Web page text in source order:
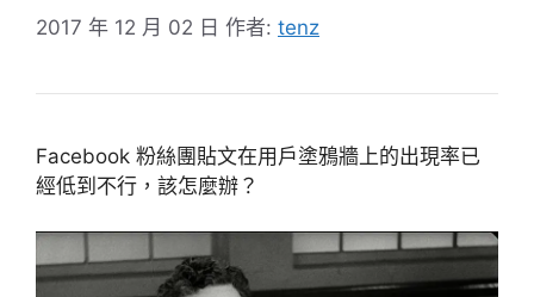
2017 年 12 月 02 日 作者: tenz
Facebook 粉絲團貼文在用戶塗鴉牆上的出現率已
經低到不行，該怎麼辦？